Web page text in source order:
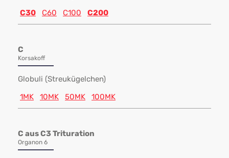
C30
C60 C100 C200
C
Korsakoff
Globuli (Streukügelchen)
1MK
10MK 50MK 100MK
C aus C3 Trituration
Organon 6